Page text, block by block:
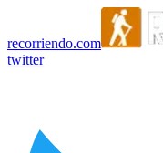
recorriendo.com
twitter